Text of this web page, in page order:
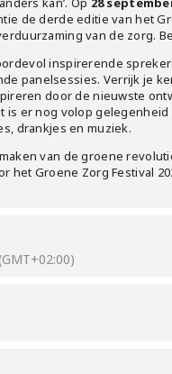
de derde editie van het
van de zorg.
inspirerende
panelsessies. Verrijk je
door de nieuwste
is er nog volop
drankjes en muziek.
van de groene
het Groene Zorg Festival
(GMT+02:00)